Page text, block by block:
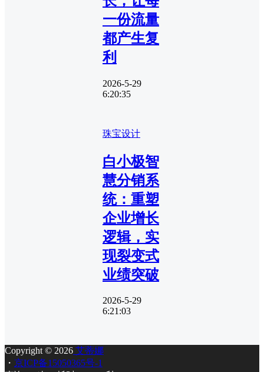
一份流量
都产生复
利
2026-5-29
6:20:35
珠宝设计
白小极智
慧分销系
统：重塑
企业增长
逻辑，实
现裂变式
业绩突破
2026-5-29
6:21:03
Copyright © 2026 艾蒂娜
・ 京ICP备15050365号-1